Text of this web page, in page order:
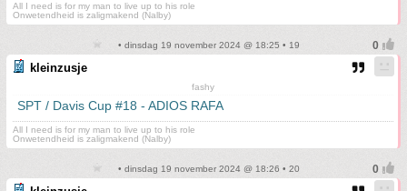
All I need is for my man to live up to his role
Onwetendheid is zaligmakend (Nalby)
• dinsdag 19 november 2024 @ 18:25 • 19
kleinzusje
fashy
SPT / Davis Cup #18 - ADIOS RAFA
All I need is for my man to live up to his role
Onwetendheid is zaligmakend (Nalby)
• dinsdag 19 november 2024 @ 18:26 • 20